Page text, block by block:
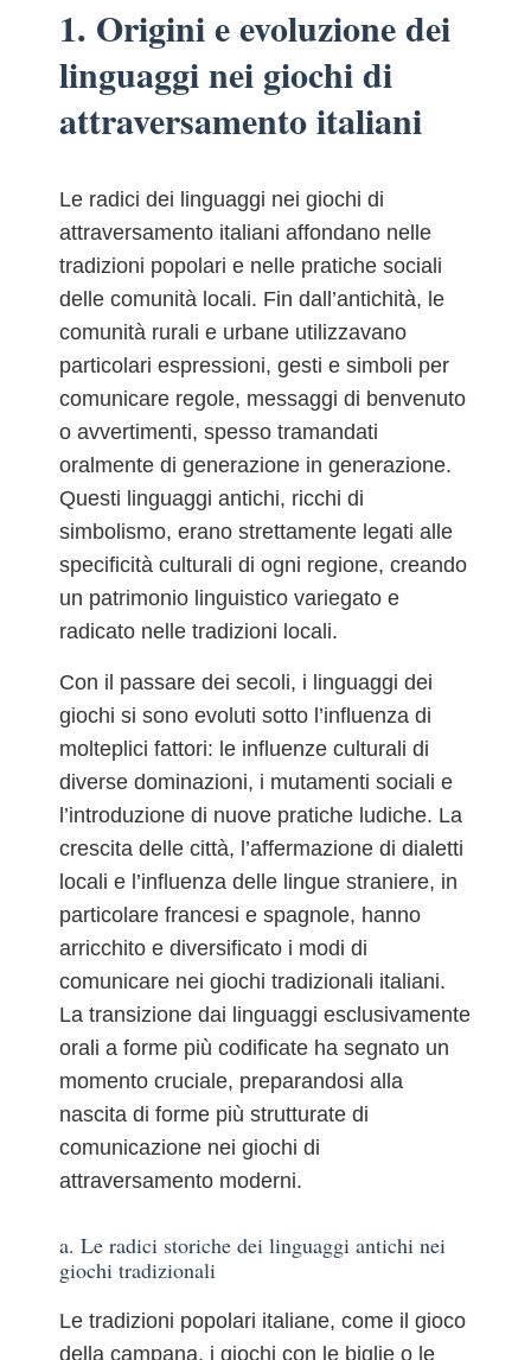
1. Origini e evoluzione dei
linguaggi nei giochi di
attraversamento italiani
Le radici dei linguaggi nei giochi di
attraversamento italiani affondano nelle
tradizioni popolari e nelle pratiche sociali
delle comunità locali. Fin dall’antichità, le
comunità rurali e urbane utilizzavano
particolari espressioni, gesti e simboli per
comunicare regole, messaggi di benvenuto
o avvertimenti, spesso tramandati
oralmente di generazione in generazione.
Questi linguaggi antichi, ricchi di
simbolismo, erano strettamente legati alle
specificità culturali di ogni regione, creando
un patrimonio linguistico variegato e
radicato nelle tradizioni locali.
Con il passare dei secoli, i linguaggi dei
giochi si sono evoluti sotto l’influenza di
molteplici fattori: le influenze culturali di
diverse dominazioni, i mutamenti sociali e
l’introduzione di nuove pratiche ludiche. La
crescita delle città, l’affermazione di dialetti
locali e l’influenza delle lingue straniere, in
particolare francesi e spagnole, hanno
arricchito e diversificato i modi di
comunicare nei giochi tradizionali italiani.
La transizione dai linguaggi esclusivamente
orali a forme più codificate ha segnato un
momento cruciale, preparandosi alla
nascita di forme più strutturate di
comunicazione nei giochi di
attraversamento moderni.
a. Le radici storiche dei linguaggi antichi nei
giochi tradizionali
Le tradizioni popolari italiane, come il gioco
della campana, i giochi con le biglie o le